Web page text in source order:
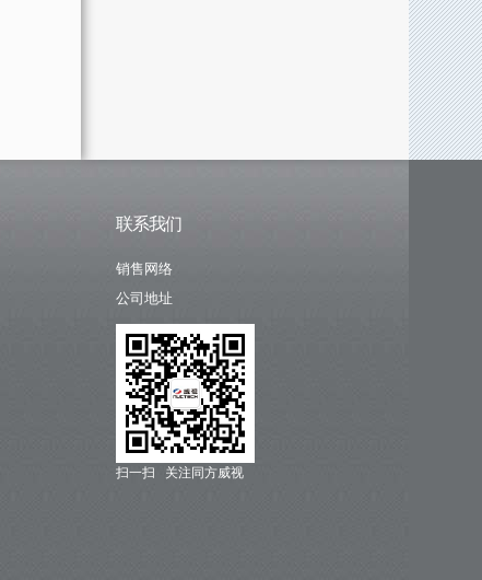
联系我们
销售网络
公司地址
扫一扫 关注同方威视